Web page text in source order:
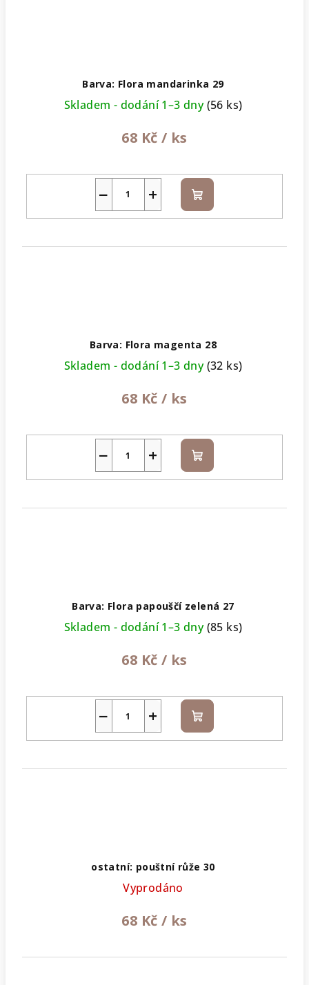
Barva: Flora mandarinka 29
Skladem - dodání 1–3 dny(56 ks)
68 Kč / ks
+
− Do
košíku
Barva: Flora magenta 28
Skladem - dodání 1–3 dny(32 ks)
68 Kč / ks
+
− Do
košíku
Barva: Flora papouščí zelená 27
Skladem - dodání 1–3 dny(85 ks)
68 Kč / ks
+
− Do
košíku
ostatní: pouštní růže 30
Vyprodáno
68 Kč / ks